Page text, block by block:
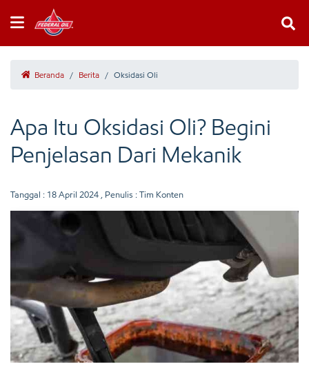
Beranda / Berita / Oksidasi Oli
Apa Itu Oksidasi Oli? Begini
Penjelasan Dari Mekanik
Tanggal : 18 April 2024 , Penulis : Tim Konten